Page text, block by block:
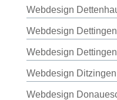
Webdesign
Webdesign
Webdesign
Webdesign Ditzingen
Webdesign